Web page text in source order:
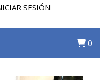
SESIÓN
0